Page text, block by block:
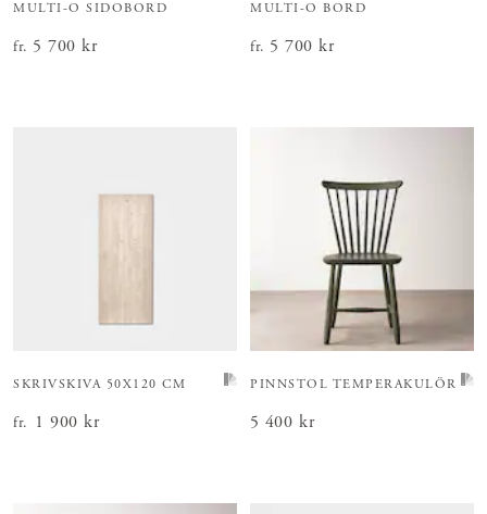
MULTI-O SIDOBORD
fr. Pris:5 700 kr
5 700 kr
MULTI-O BORD
fr. Pris:5 700 kr
5 700 kr
SKRIVSKIVA 50X120 CM
fr. Pris:1 900 kr
1 900 kr
PINNSTOL TEMPERAKULÖR
Pris:5 400 kr
5 400 kr